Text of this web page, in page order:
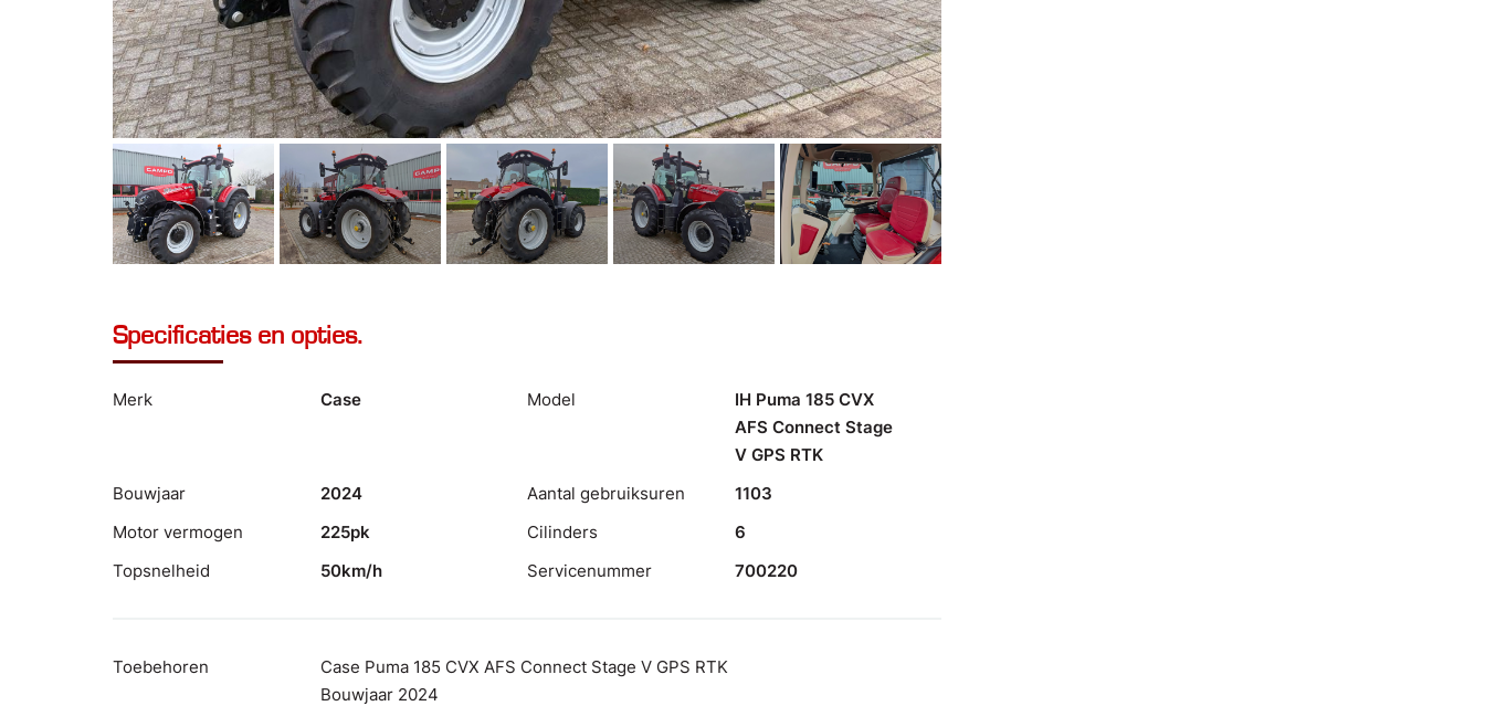
Specificaties en opties.
Merk Case Model
IH Puma 185 CVX
AFS Connect Stage
V GPS RTK
Bouwjaar
2024 Aantal gebruiksuren
1103
Motor vermogen
225pk Cilinders
6
Topsnelheid
50km/h Servicenummer 700220
Toebehoren
Case Puma 185 CVX AFS Connect Stage V GPS RTK
Bouwjaar 2024